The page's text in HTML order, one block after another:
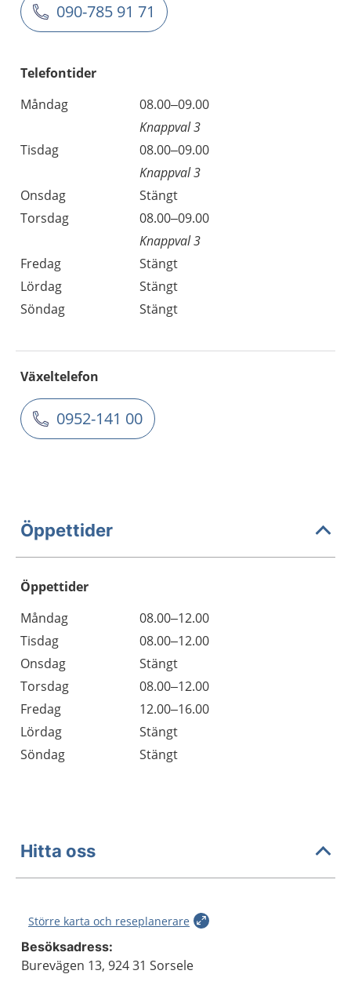
090-785 91 71
Telefontider
Måndag
08.00–09.00
Knappval 3
Tisdag
08.00–09.00
Knappval 3
Onsdag
Stängt
Torsdag
08.00–09.00
Knappval 3
Fredag
Stängt
Lördag
Stängt
Söndag
Stängt
Växeltelefon
0952-141 00
Öppettider
Öppettider
Dag
Öppettider
Kommentarer
Måndag
08.00–12.00
Tisdag
08.00–12.00
Onsdag
Stängt
Torsdag
08.00–12.00
Fredag
12.00–16.00
Lördag
Stängt
Söndag
Stängt
Hitta oss
Större karta och reseplanerare
Besöksadress:
Burevägen 13, 924 31 Sorsele